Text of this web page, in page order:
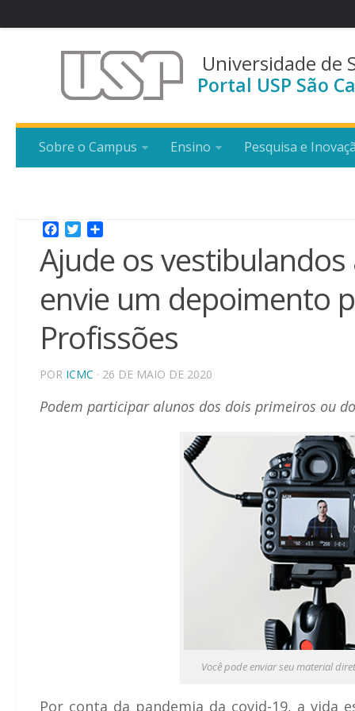
Universidade de
Portal USP São
Sobre o Campus Ensino Pesquisa e
Facebook
Twitter
Ajude os
envie um depoimento
Profissões
POR ICMC · 26 DE MAIO DE 2020
Podem participar alunos dos dois primeiros ou
Você pode enviar seu material
Por conta da pandemia da covid-19, a vida